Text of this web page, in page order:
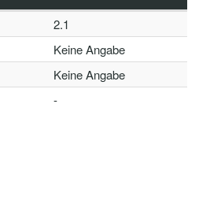
2.1
Keine Angabe
Keine Angabe
-